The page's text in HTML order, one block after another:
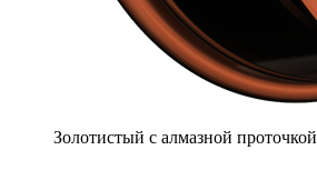
Золотистый с алмазной проточкой